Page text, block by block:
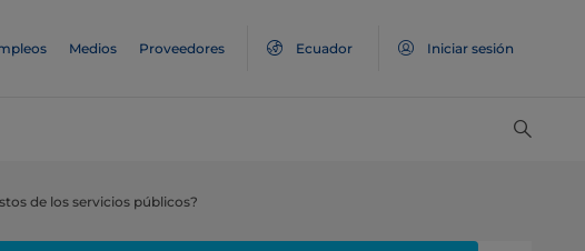
Medios Proveedores Ecuador Iniciar sesión
de los servicios públicos?